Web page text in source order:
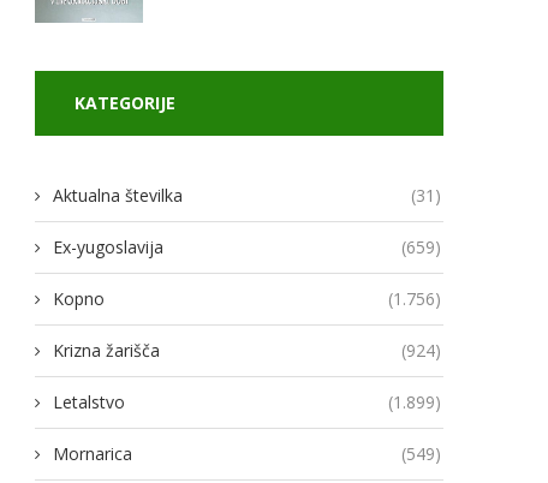
KATEGORIJE
Aktualna številka (31)
Ex-yugoslavija (659)
Kopno (1.756)
Krizna žarišča (924)
Letalstvo (1.899)
Mornarica (549)